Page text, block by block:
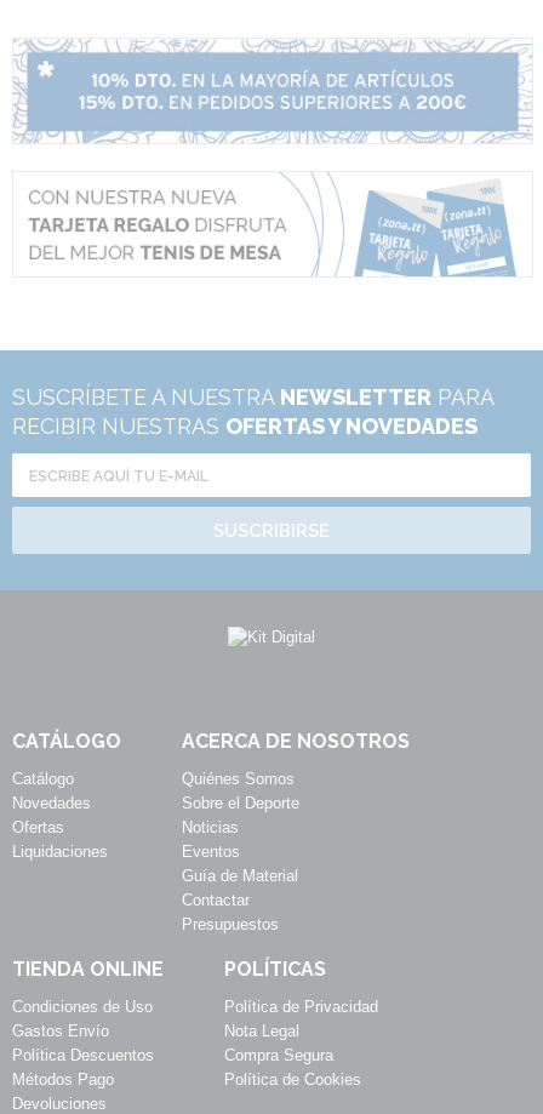
SUSCRÍBETE A NUESTRA NEWSLETTER PARA
RECIBIR NUESTRAS OFERTAS Y NOVEDADES
SUSCRIBIRSE
CATÁLOGO
Catálogo
Novedades
Ofertas
Liquidaciones
ACERCA DE NOSOTROS
Quiénes Somos
Sobre el Deporte
Noticias
Eventos
Guía de Material
Contactar
Presupuestos
TIENDA ONLINE
Condiciones de Uso
Gastos Envío
Política Descuentos
Métodos Pago
Devoluciones
POLÍTICAS
Política de Privacidad
Nota Legal
Compra Segura
Política de Cookies